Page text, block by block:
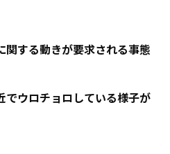
する動きが要求される事態
でウロチョロしている様子が